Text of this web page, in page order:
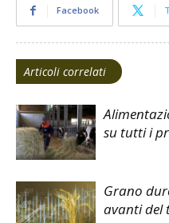
Facebook
Articoli correlati
su tutti i
Grano
avanti del